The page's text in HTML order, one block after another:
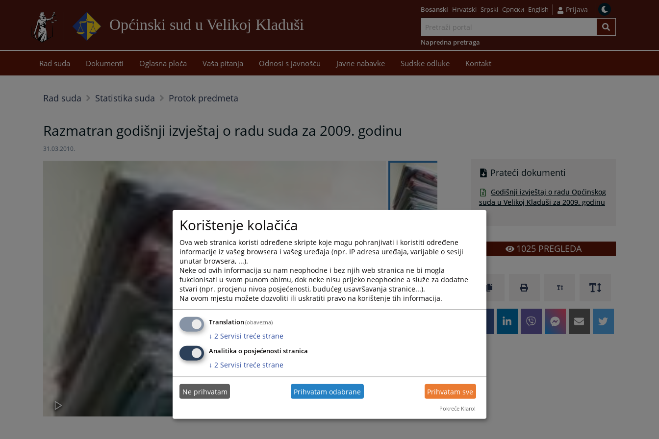
Općinski sud u Velikoj Kladuši
sadržaj
Bosanski Hrvatski Srpski Српски English Prijava
Napredna pretraga
Rad suda Dokumenti Oglasna ploča Vaša pitanja Odnosi s javnošću Javne nabavke Sudske odluke Kontakt
Rad suda Statistika suda Protok predmeta
Razmatran godišnji izvještaj o radu suda za 2009. godinu
31.03.2010.
Prateći dokumenti
Godišnji izvještaj o radu Općinskog
suda u Velikoj Kladuši za 2009. godinu
1025PREGLEDA
Korištenje kolačića
Ova web stranica koristi određene skripte koje mogu pohranjivati i koristiti određene
informacije iz vašeg browsera i vašeg uređaja (npr. IP adresa uređaja, varijable o sesiji
unutar browsera, ...).
Neke od ovih informacija su nam neophodne i bez njih web stranica ne bi mogla
fukcionisati u svom punom obimu, dok neke nisu prijeko neophodne a služe za dodatne
stvari (npr. procjenu nivoa posjećenosti, budućeg usavršavanja stranice...).
Na ovom mjestu možete dozvoliti ili uskratiti pravo na korištenje tih informacija.
Translation(obavezna)
↓ 2 Servisi treće strane
Analitika o posjećenosti stranica
↓ 2 Servisi treće strane
Ne prihvatam Prihvatam odabrane Prihvatam sve
Pokreće Klaro!